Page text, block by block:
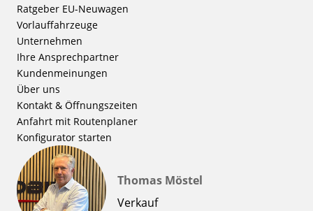
Ratgeber EU-Neuwagen
Vorlauffahrzeuge
Unternehmen
Ihre Ansprechpartner
Kundenmeinungen
Über uns
Kontakt & Öffnungszeiten
Anfahrt mit Routenplaner
Konfigurator starten
Thomas Möstel
Verkauf